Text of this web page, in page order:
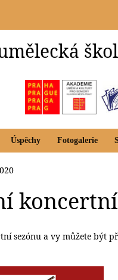
Úspěchy Fotogalerie
sezónu a vy můžete být